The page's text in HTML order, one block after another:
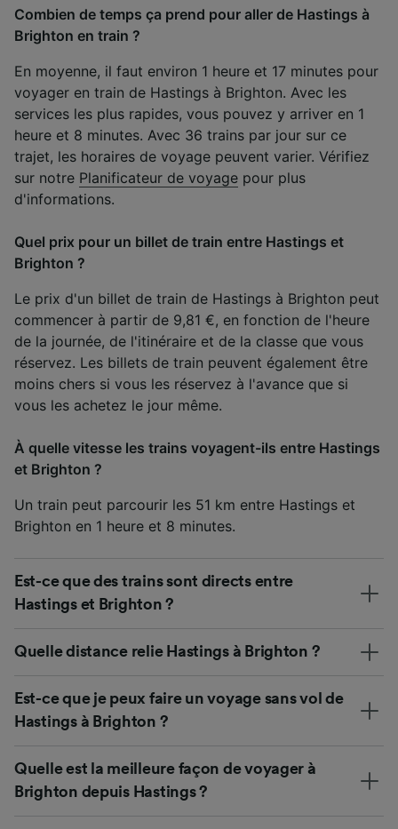
Combien de temps ça prend pour aller de Hastings à
Brighton en train ?
En moyenne, il faut environ 1 heure et 17 minutes pour
voyager en train de Hastings à Brighton. Avec les
services les plus rapides, vous pouvez y arriver en 1
heure et 8 minutes. Avec 36 trains par jour sur ce
trajet, les horaires de voyage peuvent varier. Vérifiez
sur notre Planificateur de voyage pour plus
d'informations.
Quel prix pour un billet de train entre Hastings et
Brighton ?
Le prix d'un billet de train de Hastings à Brighton peut
commencer à partir de 9,81 €, en fonction de l'heure
de la journée, de l'itinéraire et de la classe que vous
réservez. Les billets de train peuvent également être
moins chers si vous les réservez à l'avance que si
vous les achetez le jour même.
À quelle vitesse les trains voyagent-ils entre Hastings
et Brighton ?
Un train peut parcourir les 51 km entre Hastings et
Brighton en 1 heure et 8 minutes.
Est-ce que des trains sont directs entre
Hastings et Brighton ?
Quelle distance relie Hastings à Brighton ?
Est-ce que je peux faire un voyage sans vol de
Hastings à Brighton ?
Quelle est la meilleure façon de voyager à
Brighton depuis Hastings ?